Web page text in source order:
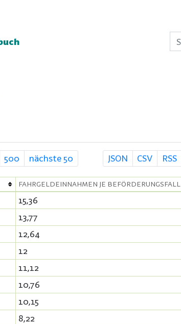
500 nächste 50 JSON CSV RSS
FAHRGELDEINNAHMEN JE BEFÖRDERUNGSFALL
15,36
13,77
12,64
12
11,12
10,76
10,15
8,22